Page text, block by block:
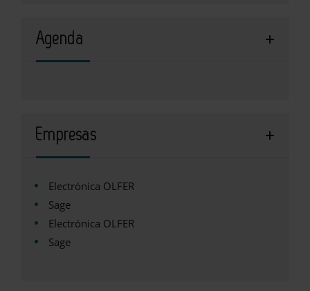
Agenda
Empresas
Electrónica OLFER
Sage
Electrónica OLFER
Sage